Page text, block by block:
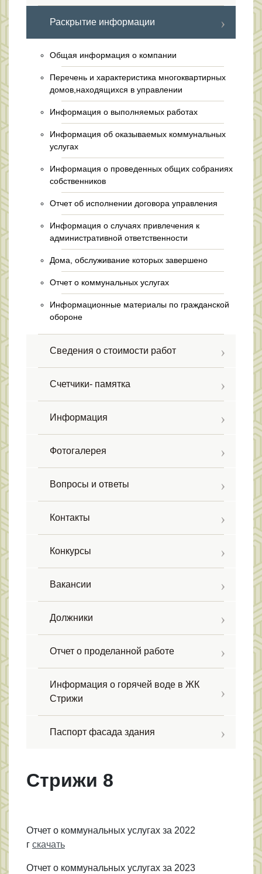
Раскрытие информации
Общая информация о компании
Перечень и характеристика многоквартирных
домов,находящихся в управлении
Информация о выполняемых работах
Информация об оказываемых коммунальных
услугах
Информация о проведенных общих собраниях
собственников
Отчет об исполнении договора управления
Информация о случаях привлечения к
административной ответственности
Дома, обслуживание которых завершено
Отчет о коммунальных услугах
Информационные материалы по гражданской
обороне
Сведения о стоимости работ
Счетчики- памятка
Информация
Фотогалерея
Вопросы и ответы
Контакты
Конкурсы
Вакансии
Должники
Отчет о проделанной работе
Информация о горячей воде в ЖК
Стрижи
Паспорт фасада здания
Стрижи 8
Отчет о коммунальных услугах за 2022
г скачать
Отчет о коммунальных услугах за 2023